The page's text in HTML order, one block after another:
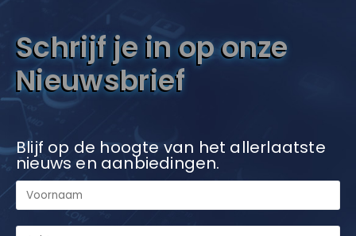
Schrijf je in op onze
Nieuwsbrief
Blijf op de hoogte van het allerlaatste
nieuws en aanbiedingen.